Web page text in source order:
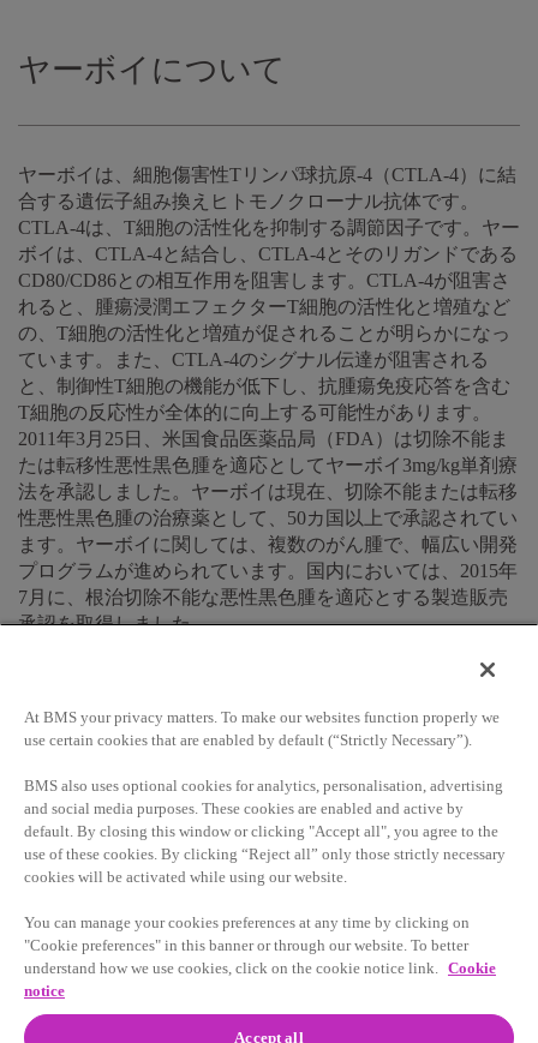
ヤーボイについて
ヤーボイは、細胞傷害性Tリンパ球抗原-4（CTLA-4）に結
合する遺伝子組み換えヒトモノクローナル抗体です。
CTLA-4は、T細胞の活性化を抑制する調節因子です。ヤー
ボイは、CTLA-4と結合し、CTLA-4とそのリガンドである
CD80/CD86との相互作用を阻害します。CTLA-4が阻害さ
れると、腫瘍浸潤エフェクターT細胞の活性化と増殖など
の、T細胞の活性化と増殖が促されることが明らかになっ
ています。また、CTLA-4のシグナル伝達が阻害される
と、制御性T細胞の機能が低下し、抗腫瘍免疫応答を含む
T細胞の反応性が全体的に向上する可能性があります。
2011年3月25日、米国食品医薬品局（FDA）は切除不能ま
たは転移性悪性黒色腫を適応としてヤーボイ3mg/kg単剤療
法を承認しました。ヤーボイは現在、切除不能または転移
性悪性黒色腫の治療薬として、50カ国以上で承認されてい
ます。ヤーボイに関しては、複数のがん腫で、幅広い開発
プログラムが進められています。国内においては、2015年
7月に、根治切除不能な悪性黒色腫を適応とする製造販売
承認を取得しました。
小野薬品工業株式会社とブリスト
ル・マイヤーズ スクイブ社の提
携について
が締結した提携契約により、当時、小野薬品がオプジーボ
に関するすべての権利を保有していた北米以外の地域のう
ち、日本、韓国、台湾を除く世界各国におけるオプジーボ
月、小野薬品とブリストル・マイヤーズ スクイブ社は、
At BMS your privacy matters. To make our websites function properly we
use certain cookies that are enabled by default (“Strictly Necessary”).
BMS also uses optional cookies for analytics, personalisation, advertising
and social media purposes. These cookies are enabled and active by
default. By closing this window or clicking "Accept all", you agree to the
use of these cookies. By clicking “Reject all” only those strictly necessary
cookies will be activated while using our website.
You can manage your cookies preferences at any time by clicking on
"Cookie preferences" in this banner or through our website. To better
understand how we use cookies, click on the cookie notice link. Cookie
notice
Accept all